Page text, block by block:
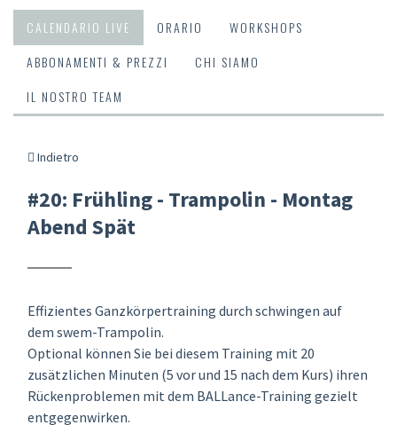
CALENDARIO LIVE ORARIO
WORKSHOPS
ABBONAMENTI & PREZZI
CHI SIAMO
IL NOSTRO TEAM
Indietro
#20: Frühling - Trampolin - Montag
Abend Spät
Effizientes Ganzkörpertraining durch schwingen auf
dem swem-Trampolin.
Optional können Sie bei diesem Training mit 20
zusätzlichen Minuten (5 vor und 15 nach dem Kurs) ihren
Rückenproblemen mit dem BALLance-Training gezielt
entgegenwirken.